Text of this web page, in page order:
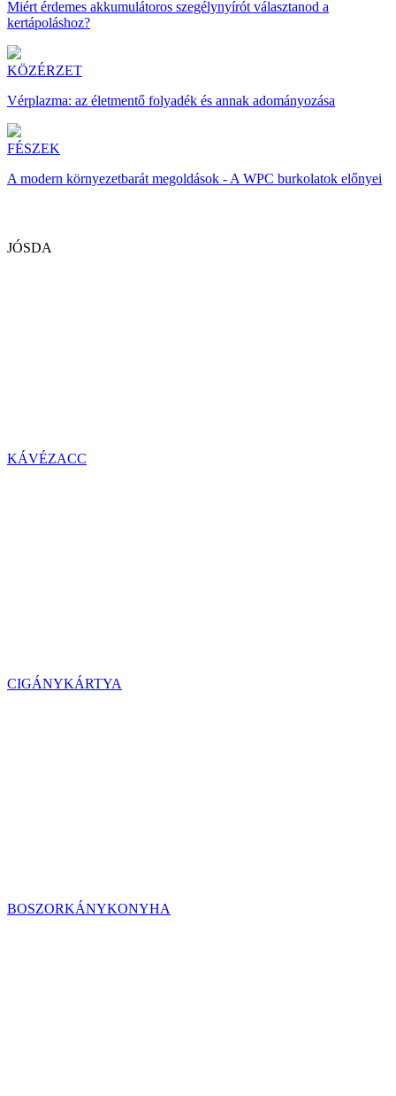
Miért érdemes akkumulátoros szegélynyírót választanod a
kertápoláshoz?
KÖZÉRZET
Vérplazma: az életmentő folyadék és annak adományozása
FÉSZEK
A modern környezetbarát megoldások - A WPC burkolatok előnyei
JÓSDA
KÁVÉZACC
CIGÁNYKÁRTYA
BOSZORKÁNYKONYHA